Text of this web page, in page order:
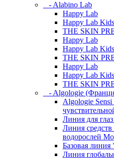
- Alabino Lab
Happy Lab
Happy Lab Kids
THE SKIN
Happy Lab
Happy Lab Kids
THE SKIN
Happy Lab
Happy Lab Kids
THE SKIN
- Algologie
Algologie
Линия для
Линия
водорослей
Базовая
Линия